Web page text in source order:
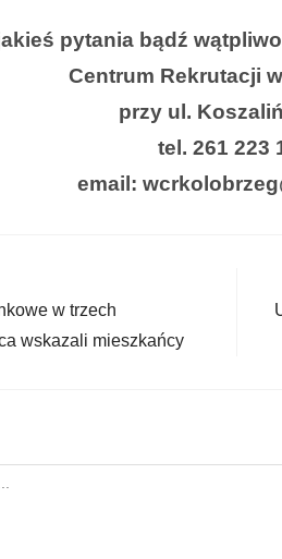
pytania bądź
Centrum Rekrutacji
przy ul.
tel. 261 223
email:
w trzech
wskazali mieszkańcy